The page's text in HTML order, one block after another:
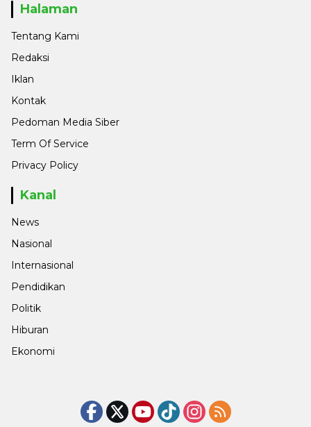
Halaman
Tentang Kami
Redaksi
Iklan
Kontak
Pedoman Media Siber
Term Of Service
Privacy Policy
Kanal
News
Nasional
Internasional
Pendidikan
Politik
Hiburan
Ekonomi